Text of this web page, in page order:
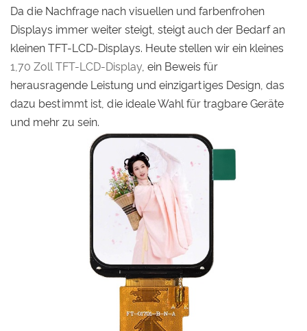
Da die Nachfrage nach visuellen und farbenfrohen
Displays immer weiter steigt, steigt auch der Bedarf an
kleinen TFT-LCD-Displays. Heute stellen wir ein kleines
1,70 Zoll TFT-LCD-Display, ein Beweis für
herausragende Leistung und einzigartiges Design, das
dazu bestimmt ist, die ideale Wahl für tragbare Geräte
und mehr zu sein.